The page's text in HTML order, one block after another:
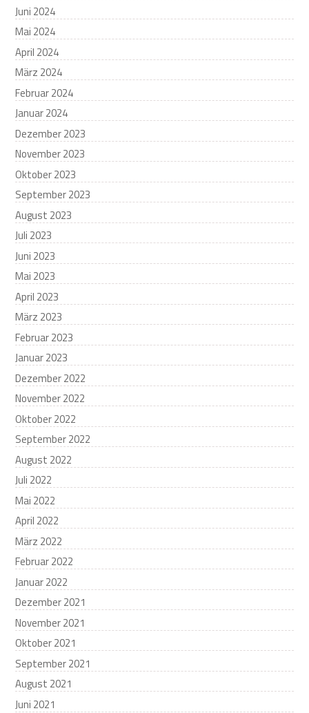
Juni 2024
Mai 2024
April 2024
März 2024
Februar 2024
Januar 2024
Dezember 2023
November 2023
Oktober 2023
September 2023
August 2023
Juli 2023
Juni 2023
Mai 2023
April 2023
März 2023
Februar 2023
Januar 2023
Dezember 2022
November 2022
Oktober 2022
September 2022
August 2022
Juli 2022
Mai 2022
April 2022
März 2022
Februar 2022
Januar 2022
Dezember 2021
November 2021
Oktober 2021
September 2021
August 2021
Juni 2021